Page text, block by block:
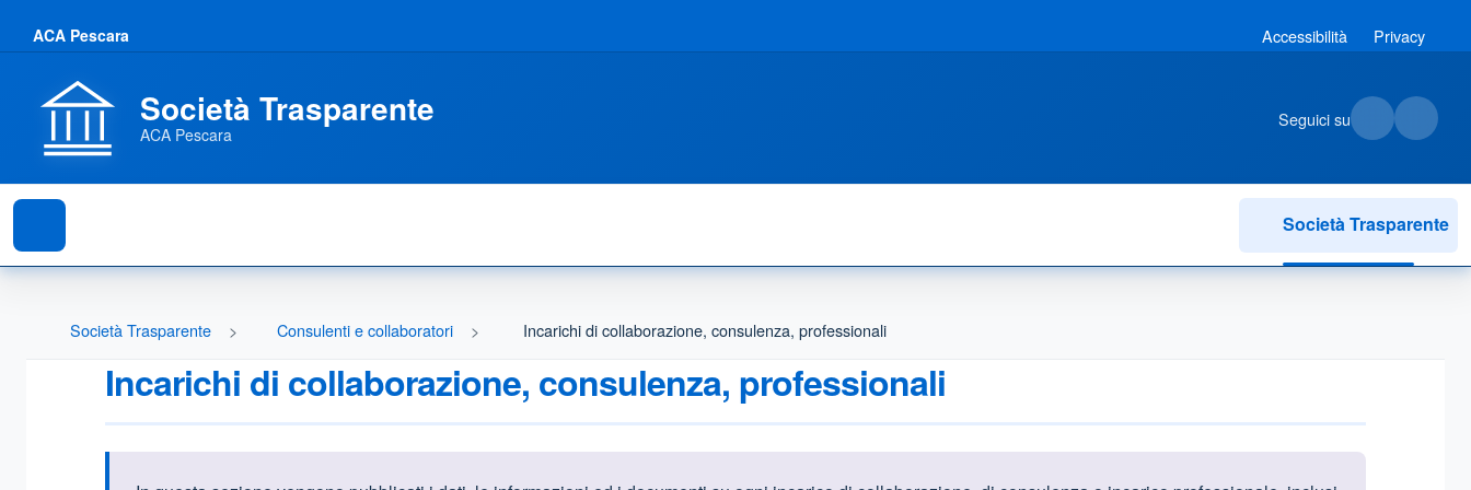
ACA Pescara Accessibilità Privacy
Società Trasparente
ACA Pescara
Seguici su
Società Trasparente
Società Trasparente Consulenti e collaboratori Incarichi di collaborazione, consulenza, professionali
Incarichi di collaborazione, consulenza, professionali